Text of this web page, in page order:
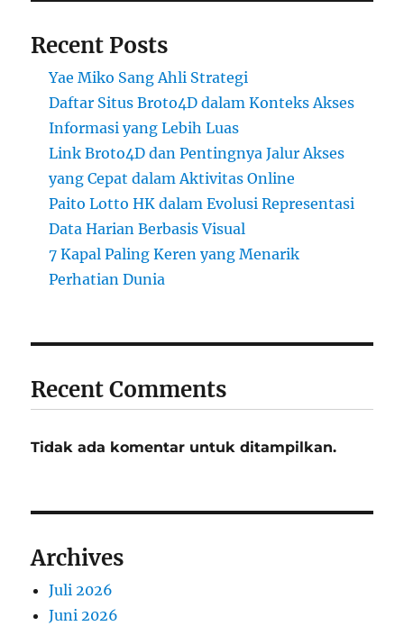
Recent Posts
Yae Miko Sang Ahli Strategi
Daftar Situs Broto4D dalam Konteks Akses
Informasi yang Lebih Luas
Link Broto4D dan Pentingnya Jalur Akses
yang Cepat dalam Aktivitas Online
Paito Lotto HK dalam Evolusi Representasi
Data Harian Berbasis Visual
7 Kapal Paling Keren yang Menarik
Perhatian Dunia
Recent Comments
Tidak ada komentar untuk ditampilkan.
Archives
Juli 2026
Juni 2026